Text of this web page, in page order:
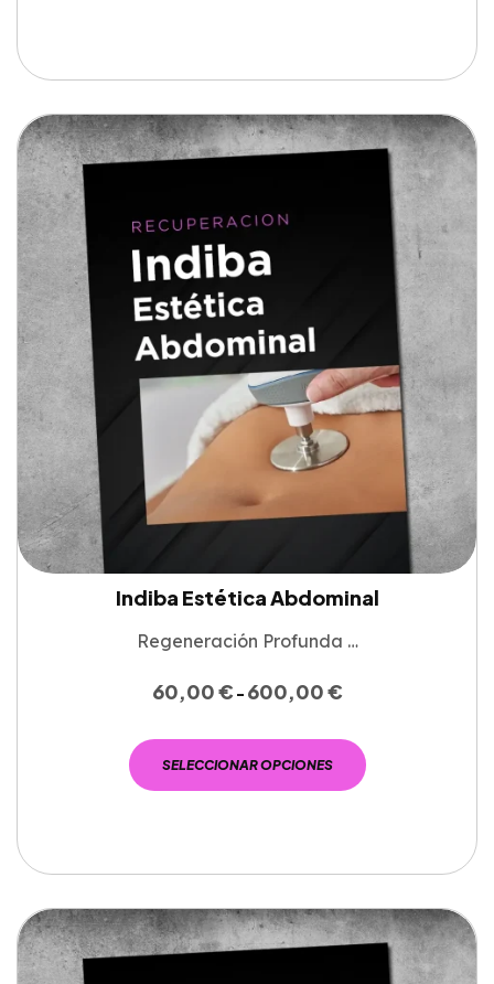
Indiba Estética Abdominal
Regeneración Profunda …
60,00€ - 600,00€
SELECCIONAR OPCIONES